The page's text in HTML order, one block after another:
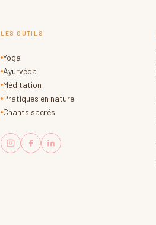
LES OUTILS
Yoga
Ayurvéda
Méditation
Pratiques en nature
Chants sacrés